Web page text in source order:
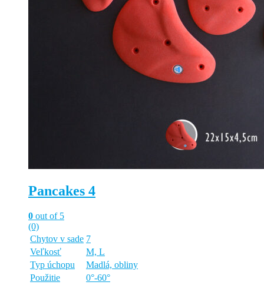
Pancakes 4
0 out of 5
(0)
Chytov v sade 7
Veľkosť
M, L
Typ úchopu
Madlá, obliny
Použitie
0°-60°